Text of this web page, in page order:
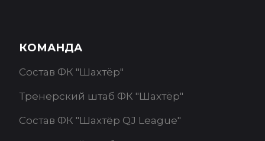
КОМАНДА
Состав ФК "Шахтёр"
Тренерский штаб ФК "Шахтёр"
Состав ФК "Шахтёр QJ League"